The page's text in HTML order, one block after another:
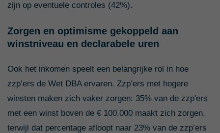
zijn op eventuele controles (42%).
Zorgen en optimisme gekoppeld aan
winstniveau en declarabele uren
Ook het inkomen speelt een belangrijke rol in hoe
zzp’ers de Wet DBA ervaren. Zzp’ers met hogere
winsten maken zich vaker zorgen: 35% van de zzp'ers
met een winst boven de € 100.000 maakt zich zorgen,
terwijl dat percentage afloopt naar 23% van de zzp’ers